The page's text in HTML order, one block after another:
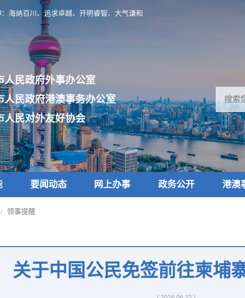
：海纳百川、追求卓越、开明睿智、大气谦和
人民政府外事办公室
人民政府港澳事务办公室
人民对外友好协会
要闻动态 网上办事 政务公开 港澳
领事提醒
关于中国公民免签前往柬埔